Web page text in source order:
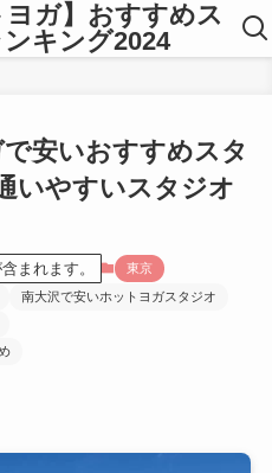
ヨガ】おすすめス
キング2024
安いおすすめスタ
いやすいスタジオ
まれます。
東京
南大沢で安いホットヨガスタジオ